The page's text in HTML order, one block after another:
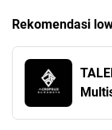
Rekomendasi